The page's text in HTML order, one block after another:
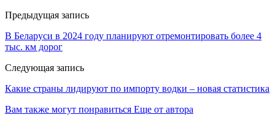
Предыдущая запись
В Беларуси в 2024 году планируют отремонтировать более 4
тыс. км дорог
Следующая запись
Какие страны лидируют по импорту водки – новая статистика
Вам также могут понравиться Еще от автора